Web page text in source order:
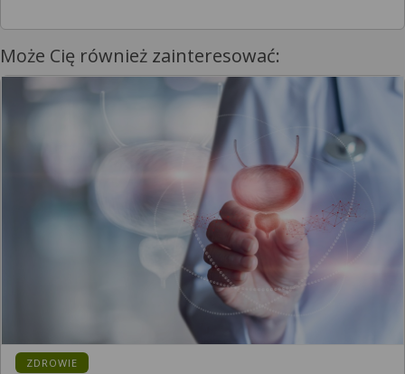
Może Cię również zainteresować:
ZDROWIE